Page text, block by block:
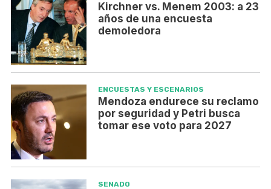
Kirchner vs. Menem 2003: a 23
años de una encuesta
demoledora
ENCUESTAS Y ESCENARIOS
Mendoza endurece su reclamo
por seguridad y Petri busca
tomar ese voto para 2027
SENADO